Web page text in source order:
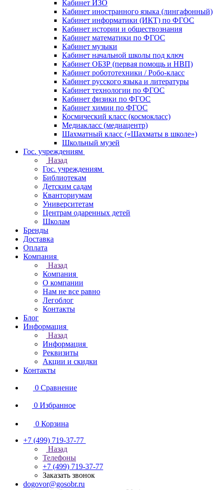
Кабинет ИЗО
Кабинет иностранного языка (лингафонный)
Кабинет информатики (ИКТ) по ФГОС
Кабинет истории и обществознания
Кабинет математики по ФГОС
Кабинет музыки
Кабинет начальной школы под ключ
Кабинет ОБЗР (первая помощь и НВП)
Кабинет робототехники / Робо-класс
Кабинет русского языка и литературы
Кабинет технологии по ФГОС
Кабинет физики по ФГОС
Кабинет химии по ФГОС
Космический класс (космокласс)
Медиакласс (медиацентр)
Шахматный класс («Шахматы в школе»)
Школьный музей
Гос. учреждениям
Назад
Гос. учреждениям
Библиотекам
Детским садам
Кванториумам
Университетам
Центрам одаренных детей
Школам
Бренды
Доставка
Оплата
Компания
Назад
Компания
О компании
Нам не все равно
Легоблог
Контакты
Блог
Информация
Назад
Информация
Реквизиты
Акции и скидки
Контакты
0 Сравнение
0 Избранное
0 Корзина
+7 (499) 719-37-77
Назад
Телефоны
+7 (499) 719-37-77
Заказать звонок
dogovor@gosobr.ru